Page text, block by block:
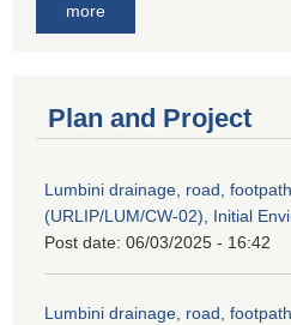
more
Plan and Project
Lumbini drainage, road,
(URLIP/LUM/CW-02), Initial
Post date: 06/03/2025 - 16:42
Lumbini drainage, road,